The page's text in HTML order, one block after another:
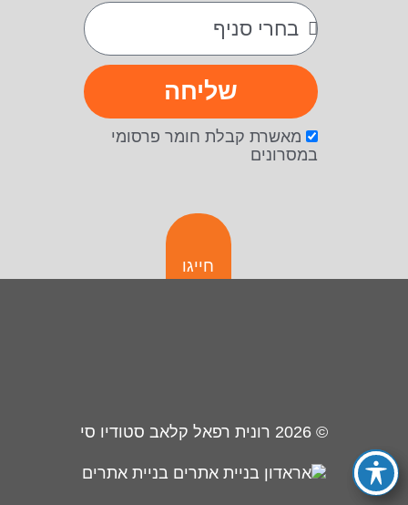
מאשרת קבלת חומר פרסומי
במסרונים
שליחה
חייגו
© 2026 רונית רפאל קלאב סטודיו סי
בניית אתרים